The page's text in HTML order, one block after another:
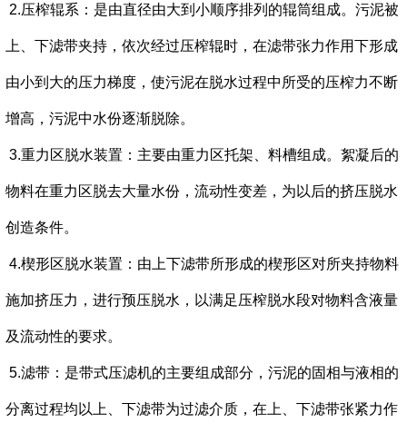
2.压榨辊系：是由直径由大到小顺序排列的辊筒组成。污泥被
上、下滤带夹持，依次经过压榨辊时，在滤带张力作用下形成
由小到大的压力梯度，使污泥在脱水过程中所受的压榨力不断
增高，污泥中水份逐渐脱除。
3.重力区脱水装置：主要由重力区托架、料槽组成。絮凝后的
物料在重力区脱去大量水份，流动性变差，为以后的挤压脱水
创造条件。
4.楔形区脱水装置：由上下滤带所形成的楔形区对所夹持物料
施加挤压力，进行预压脱水，以满足压榨脱水段对物料含液量
及流动性的要求。
5.滤带：是带式压滤机的主要组成部分，污泥的固相与液相的
分离过程均以上、下滤带为过滤介质，在上、下滤带张紧力作